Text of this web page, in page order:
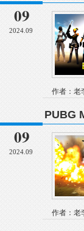
09
2024.09
作者：老
09
2024.09
PUBG
作者：老